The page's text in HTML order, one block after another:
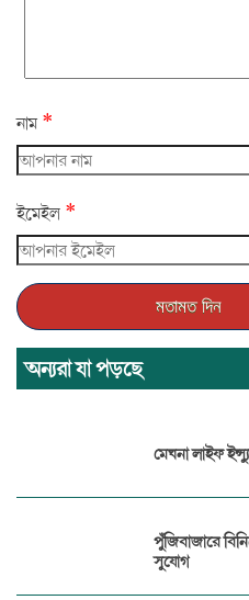
নাম *
ইমেইল *
অন্যরা যা পড়ছে
মেঘনা লাইফ
পুঁজিবাজারে
সুযোগ